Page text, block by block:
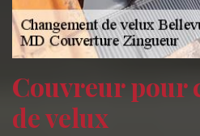
Couvreur pour
de velux